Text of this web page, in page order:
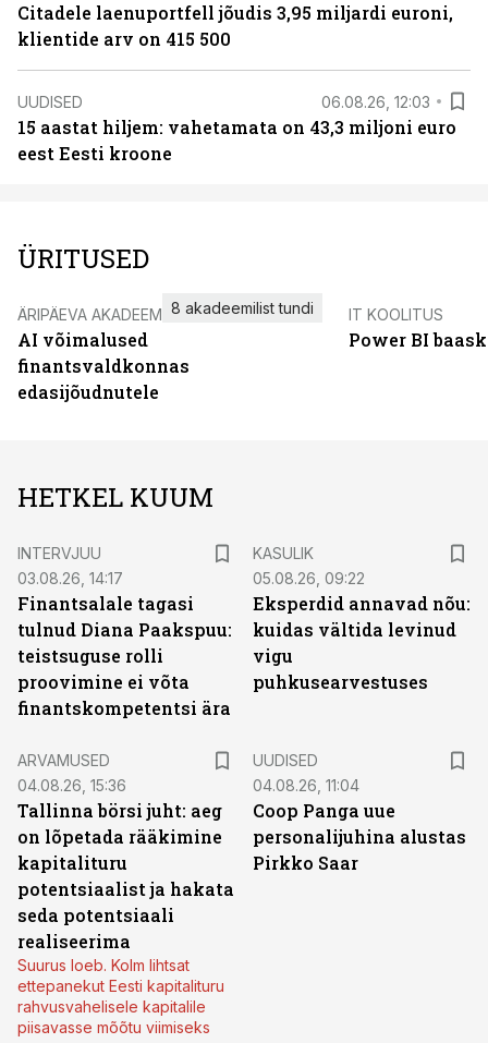
Citadele laenuportfell jõudis 3,95 miljardi euroni,
klientide arv on 415 500
UUDISED 06.08.26, 12:03
15 aastat hiljem: vahetamata on 43,3 miljoni euro
eest Eesti kroone
ÜRITUSED
ÄRIPÄEVA AKADEEMIA
AI võimalused
finantsvaldkonnas
edasijõudnutele
8 akadeemilist tundi IT KOOLITUS
Power BI
HETKEL KUUM
INTERVJUU
03.08.26, 14:17
Finantsalale tagasi
tulnud Diana Paakspuu:
teistsuguse rolli
proovimine ei võta
finantskompetentsi ära
KASULIK
05.08.26, 09:22
Eksperdid annavad nõu:
kuidas vältida levinud
vigu
puhkusearvestuses
ARVAMUSED
04.08.26, 15:36
Tallinna börsi juht: aeg
on lõpetada rääkimine
kapitalituru
potentsiaalist ja hakata
seda potentsiaali
realiseerima
Suurus loeb. Kolm lihtsat
ettepanekut Eesti kapitalituru
rahvusvahelisele kapitalile
piisavasse mõõtu viimiseks
UUDISED
04.08.26, 11:04
Coop Panga uue
personalijuhina alustas
Pirkko Saar